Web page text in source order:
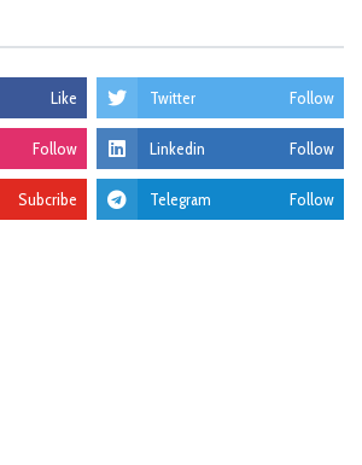
Like Twitter Follow
Follow Linkedin Follow
Subcribe Telegram Follow